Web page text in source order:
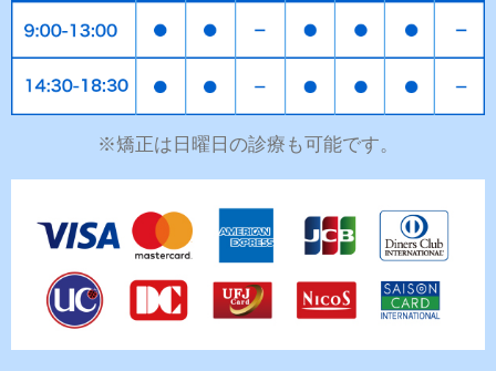
※矯正は日曜日の診療も可能です。